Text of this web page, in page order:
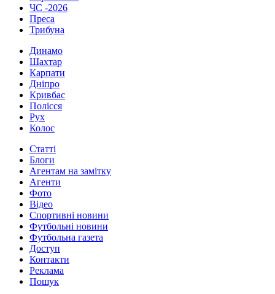
ЧС -2026
Преса
Трибуна
Динамо
Шахтар
Карпати
Дніпро
Кривбас
Полісся
Рух
Колос
Статті
Блоги
Агентам на замітку
Агенти
Фото
Відео
Спортивні новини
Футбольні новини
Футбольна газета
Доступ
Контакти
Реклама
Пошук